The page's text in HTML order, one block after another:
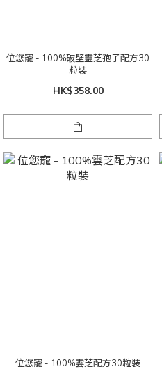
位您寵 - 100%破壁靈芝孢子配方30
粒裝
HK$358.00
位您寵 - 100%雲芝配方30粒裝